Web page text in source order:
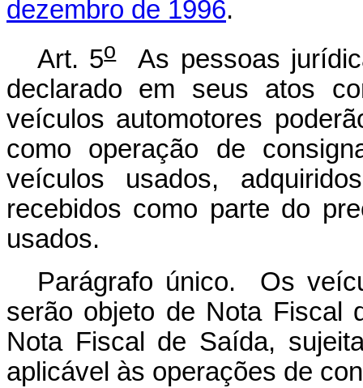
dezembro de 1996.
Art. 5oAs pessoas
declarado em seus atos
veículos automotores
como operação de
veículos usados,
recebidos como parte do
usados.
Parágrafo único. Os
serão objeto de Nota Fiscal
Nota Fiscal de Saída,
aplicável às operações de